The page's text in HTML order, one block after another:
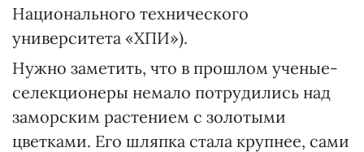
Национального технического
университета «ХПИ»).
Нужно заметить, что в прошлом ученые-
селекционеры немало потрудились над
заморским растением с золотыми
цветками. Его шляпка стала крупнее, сами